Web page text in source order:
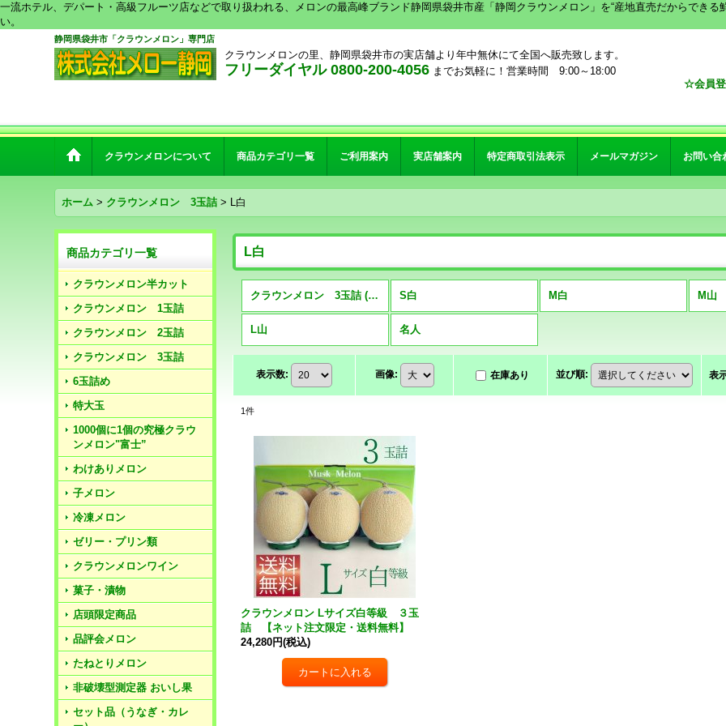
一流ホテル、デパート・高級フルーツ店などで取り扱われる、メロンの最高峰ブランド静岡県袋井市産「静岡クラウンメロン」を“産地直売だからでき
い。
静岡県袋井市「クラウンメロン」専門店
クラウンメロンの里、静岡県袋井市の実店舗より年中無休にて全国へ販売致します。
フリーダイヤル 0800-200-4056 までお気軽に！営業時間 9:00～18:00
☆会員登
クラウンメロンについて 商品カテゴリ一覧 ご利用案内 実店舗案内 特定商取引法表示 メールマガジン お問い合
ホーム > クラウンメロン 3玉詰 > L白
商品カテゴリ一覧
クラウンメロン半カット
クラウンメロン 1玉詰
クラウンメロン 2玉詰
クラウンメロン 3玉詰
6玉詰め
特大玉
1000個に1個の究極クラウ
ンメロン"富士”
わけありメロン
子メロン
冷凍メロン
ゼリー・プリン類
クラウンメロンワイン
菓子・漬物
店頭限定商品
品評会メロン
たねとりメロン
非破壊型測定器 おいし果
セット品（うなぎ・カレ
L白
クラウンメロン 3玉詰 (全商品) S白 M白 M山
L山 名人
表示数: 画像: 在庫あり 並び順: 表
1件
クラウンメロン Lサイズ白等級 ３玉
詰 【ネット注文限定・送料無料】
24,280円(税込)